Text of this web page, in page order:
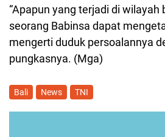
“Apapun yang terjadi di wilayah
seorang Babinsa dapat
mengerti duduk persoalannya
pungkasnya. (Mga)
Bali News TNI